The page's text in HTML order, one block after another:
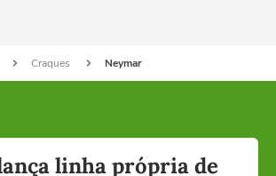
Craques Neymar
linha própria de